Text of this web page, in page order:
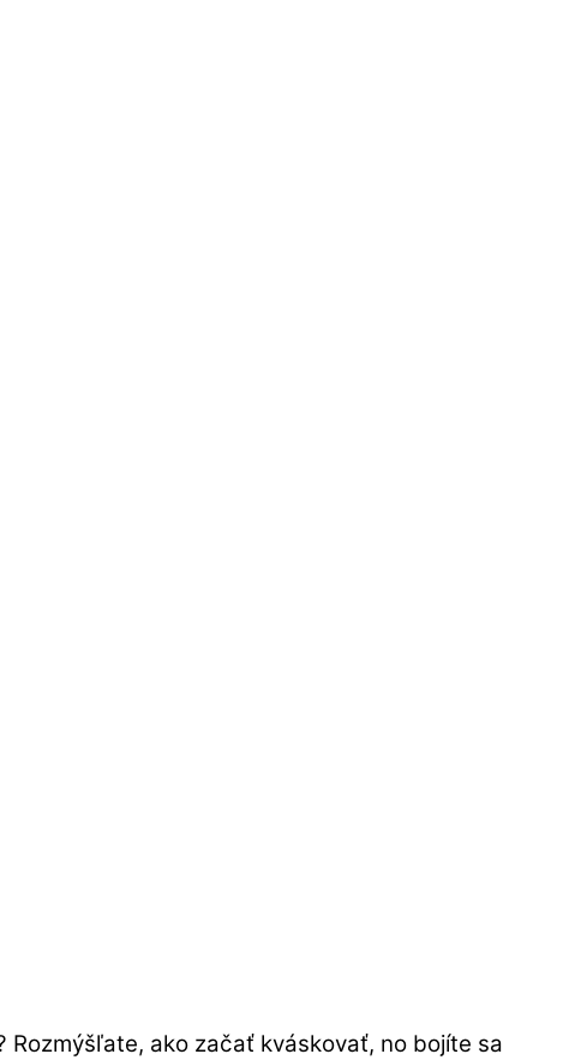
ako začať kváskovať, no bojíte sa